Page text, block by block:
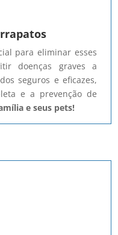
para eliminar esses
doenças graves a
seguros e eficazes,
e a prevenção de
e seus pets!